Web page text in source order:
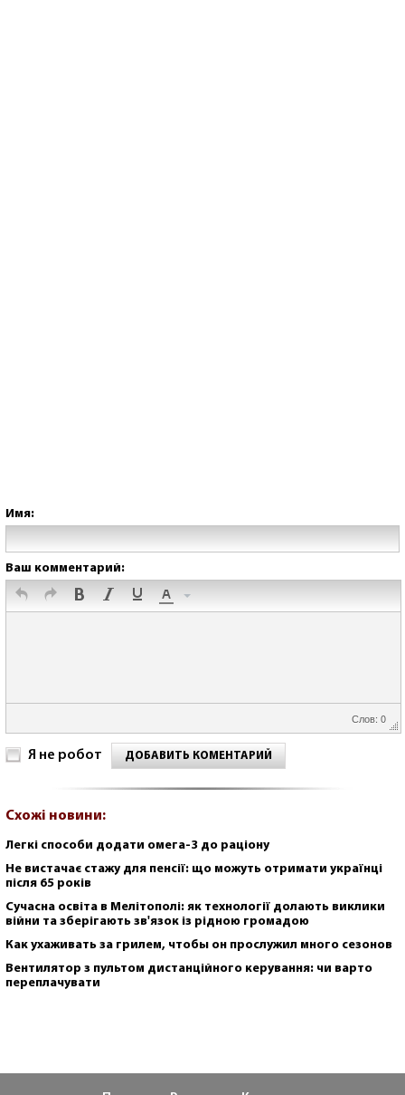
Имя:
Ваш комментарий:
Слов: 0
Я не робот ДОБАВИТЬ КОМЕНТАРИЙ
Схожі новини:
Легкі способи додати омега-3 до раціону
Не вистачає стажу для пенсії: що можуть отримати українці
після 65 років
Сучасна освіта в Мелітополі: як технології долають виклики
війни та зберігають зв'язок із рідною громадою
Как ухаживать за грилем, чтобы он прослужил много сезонов
Вентилятор з пультом дистанційного керування: чи варто
переплачувати